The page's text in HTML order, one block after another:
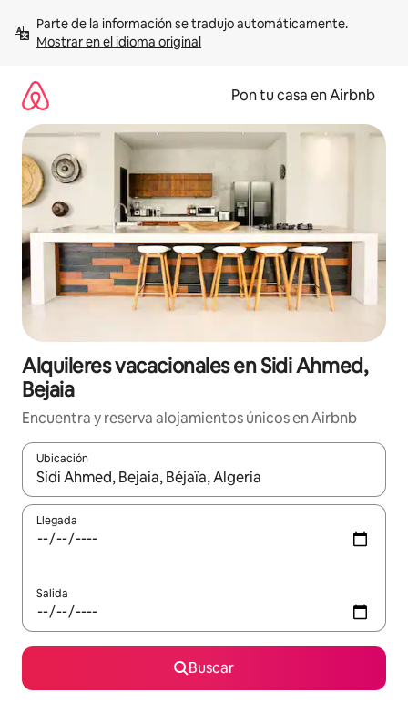
contenidoMostrar en el idioma original
Pon tu casa en Airbnb
Alquileres vacacionales en Sidi Ahmed,
Bejaia
Encuentra y reserva alojamientos únicos en Airbnb
Ubicación
Cuando los resultados estén disponibles, navega con las
Llegada
Salida
Buscar